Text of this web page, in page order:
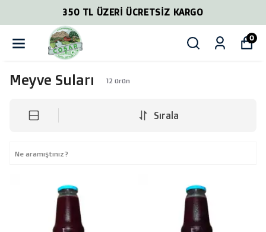
350 TL ÜZERİ ÜCRETSİZ KARGO
0
Meyve Suları 12 ürün
Sırala